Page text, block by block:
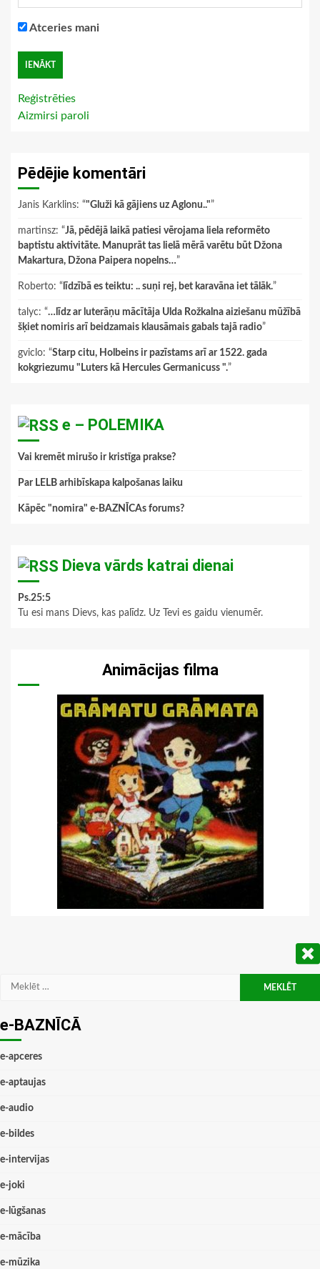
Atceries mani
Reģistrēties
Aizmirsi paroli
Pēdējie komentāri
Janis Karklins: “"Gluži kā gājiens uz Aglonu.."”
martinsz: “Jā, pēdējā laikā patiesi vērojama liela reformēto
baptistu aktivitāte. Manuprāt tas lielā mērā varētu būt Džona
Makartura, Džona Paipera nopelns…”
Roberto: “ līdzībā es teiktu: .. suņi rej, bet karavāna iet tālāk.”
talyc: “…līdz ar luterāņu mācītāja Ulda Rožkalna aiziešanu mūžībā
šķiet nomiris arī beidzamais klausāmais gabals tajā radio”
gviclo: “Starp citu, Holbeins ir pazīstams arī ar 1522. gada
kokgriezumu "Luters kā Hercules Germanicuss ".”
e – POLEMIKA
Vai kremēt mirušo ir kristīga prakse?
Par LELB arhibīskapa kalpošanas laiku
Kāpēc "nomira" e-BAZNĪCAs forums?
Dieva vārds katrai dienai
Ps.25:5
Tu esi mans Dievs, kas palīdz. Uz Tevi es gaidu vienumēr.
Animācijas filma
Meklēt:
e-BAZNĪCĀ
e-apceres
e-aptaujas
e-audio
e-bildes
e-intervijas
e-joki
e-lūgšanas
e-mācība
e-mūzika